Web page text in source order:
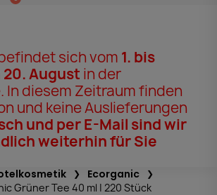
sich vom 1. bis
August in der
In diesem Zeitraum finden
und keine Auslieferungen
und per E-Mail sind wir
weiterhin für Sie
Ecorganic
Grüner Tee 40 ml | 220 Stück